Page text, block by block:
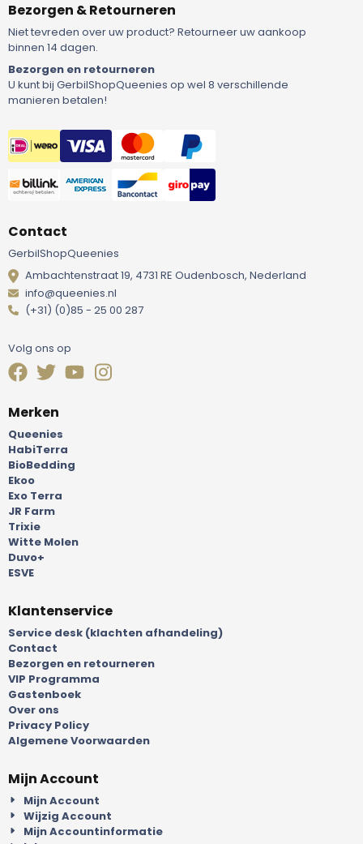
Bezorgen & Retourneren
Niet tevreden over uw product? Retourneer uw aankoop
binnen 14 dagen.
Bezorgen en retourneren
U kunt bij GerbilShopQueenies op wel 8 verschillende
manieren betalen!
Contact
GerbilShopQueenies
Ambachtenstraat 19, 4731 RE Oudenbosch, Nederland
info@queenies.nl
(+31) (0)85 - 25 00 287
Volg ons op
Merken
Queenies
HabiTerra
BioBedding
Ekoo
Exo Terra
JR Farm
Trixie
Witte Molen
Duvo+
ESVE
Klantenservice
Service desk (klachten afhandeling)
Contact
Bezorgen en retourneren
VIP Programma
Gastenboek
Over ons
Privacy Policy
Algemene Voorwaarden
Mijn Account
Mijn Account
Wijzig Account
Mijn Accountinformatie